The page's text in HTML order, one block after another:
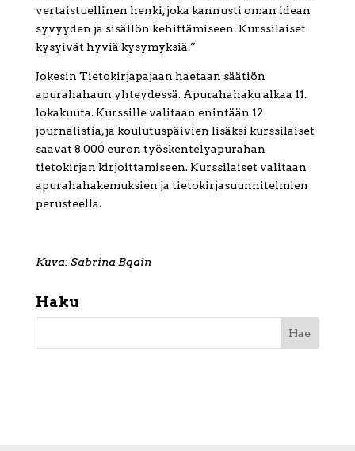
vertaistuellinen henki, joka kannusti oman idean
syvyyden ja sisällön kehittämiseen. Kurssilaiset
kysyivät hyviä kysymyksiä.”
Jokesin Tietokirjapajaan haetaan säätiön
apurahahaun yhteydessä. Apurahahaku alkaa 11.
lokakuuta. Kurssille valitaan enintään 12
journalistia, ja koulutuspäivien lisäksi kurssilaiset
saavat 8 000 euron työskentelyapurahan
tietokirjan kirjoittamiseen. Kurssilaiset valitaan
apurahahakemuksien ja tietokirjasuunnitelmien
perusteella.
Kuva: Sabrina Bqain
Haku